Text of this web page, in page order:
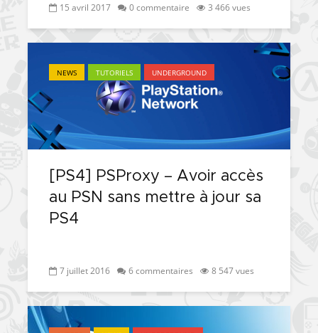
15 avril 2017 0 commentaire 3 466 vues
NEWS TUTORIELS UNDERGROUND
[PS4] PSProxy – Avoir accès
au PSN sans mettre à jour sa
PS4
7 juillet 2016 6 commentaires 8 547 vues